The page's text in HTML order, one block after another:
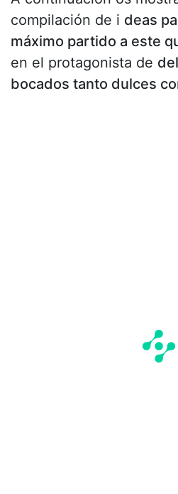
compilación de i deas
máximo partido a este
en el protagonista de
bocados tanto dulces